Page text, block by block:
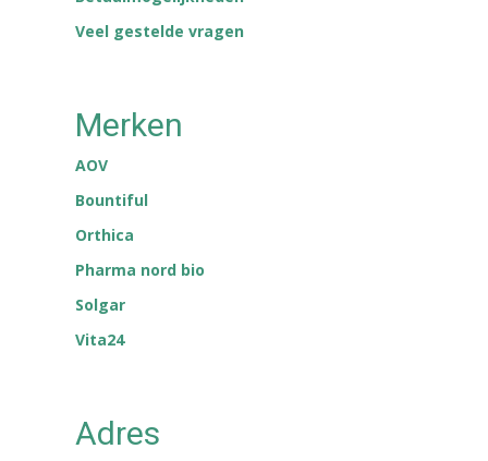
Veel gestelde vragen
Merken
AOV
Bountiful
Orthica
Pharma nord bio
Solgar
Vita24
Adres